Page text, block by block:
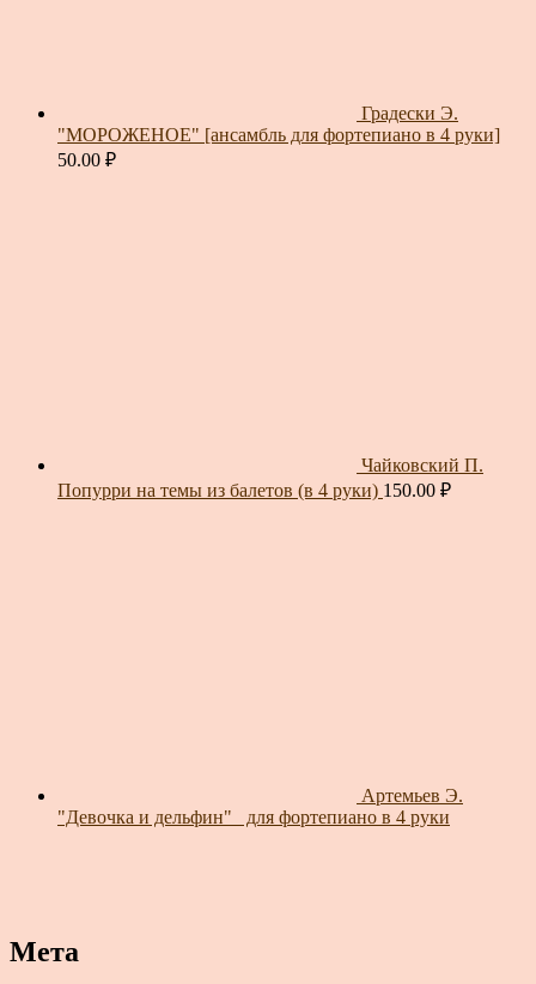
Градески Э.
"МОРОЖЕНОЕ" [ансамбль для фортепиано в 4 руки]
50.00 ₽
Чайковский П.
Попурри на темы из балетов (в 4 руки) 150.00 ₽
Артемьев Э.
"Девочка и дельфин"_ для фортепиано в 4 руки
Мета